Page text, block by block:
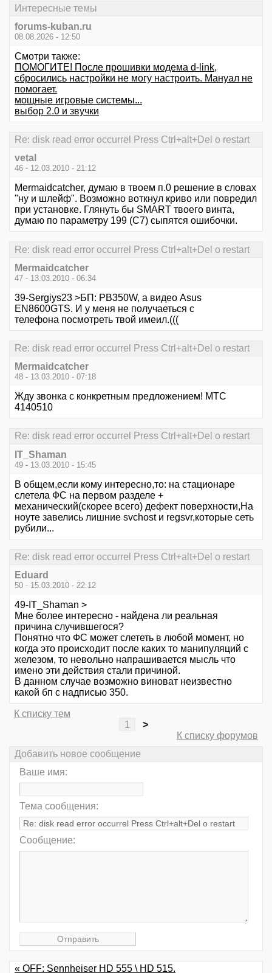
Интересные темы
forums-kuban.ru
08.08.2026 - 12:50
Смотри также:
ПОМОГИТЕ! После прошивки модема d-link,
сбросились настройки не могу настроить. Мануал не
помогает.
мощные игровые системы...
выбор 2.0 и звучки
Re: disk read error occurrel Press Ctrl+alt+Del o restart
vetal
46 - 12.03.2010 - 21:12
Mermaidcatcher, думаю в твоем п.0 решение в словах
"ну и шлейф". Возможно воткнул криво или повредил
при установке. Глянуть бы SMART твоего винта,
думаю по параметру 199 (С7) сыпятся ошибочки.
Re: disk read error occurrel Press Ctrl+alt+Del o restart
Mermaidcatcher
47 - 13.03.2010 - 06:34
39-Sergiys23 >БП: PB350W, a видео Asus
EN8600GTS. И у меня не получаеться с
телефона посмотреть твой имеил.(((
Re: disk read error occurrel Press Ctrl+alt+Del o restart
Mermaidcatcher
48 - 13.03.2010 - 07:18
Жду звонка с конкретным предложением! МТС
4140510
Re: disk read error occurrel Press Ctrl+alt+Del o restart
IT_Shaman
49 - 13.03.2010 - 15:45
В общем,если кому интересно,то: на стационаре
слетела ФС на первом разделе +
механический(скорее всего) дефект поверхности,На
ноуте завелись лишние svchost и regsvr,которые сеть
рубили...
Re: disk read error occurrel Press Ctrl+alt+Del o restart
Eduard
50 - 15.03.2010 - 22:12
49-IT_Shaman >
Мне более интересно - найдена ли реальная
причина случившегося?
Понятно что ФС может слететь в любой момент, но
когда это происходит после каких то манипуляций с
железом, то невольно напрашивается мысль что
имено эти действия стали причиной.
В данном случае возможно виноват неизвестно
какой бп с надписью 350.
К списку тем
1
>
К списку форумов
Добавить новое сообщение
Ваше имя:
Тема сообщения:
Сообщение:
« OFF: Sennheiser HD 555 \ HD 515.